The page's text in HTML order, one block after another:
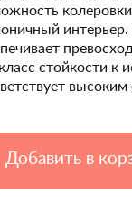
стойкости к
Добавить в